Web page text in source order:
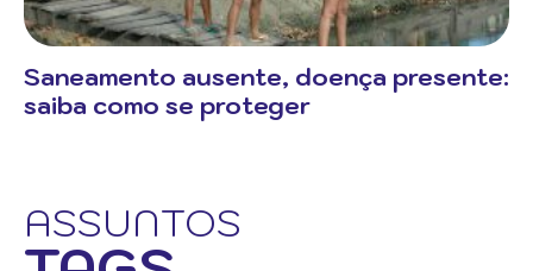
Saneamento ausente, doença presente:
saiba como se proteger
ASSUNTOS